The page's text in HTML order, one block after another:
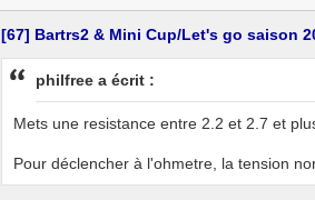
[67] Bartrs2 & Mini Cup/Let's go saison
philfree a écrit :
Mets une resistance entre 2.2 et 2.7 et
Pour déclencher à l'ohmetre, la tension